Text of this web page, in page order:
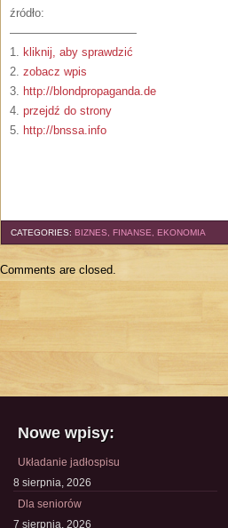
źródło:
———————————
1. kliknij, aby sprawdzić
2. zobacz wpis
3. http://blondpropaganda.de
4. przejdź do strony
5. http://bnssa.info
CATEGORIES: BIZNES, FINANSE, EKONOMIA
Comments are closed.
Nowe wpisy:
Układanie jadłospisu
8 sierpnia, 2026
Dla seniorów
7 sierpnia, 2026